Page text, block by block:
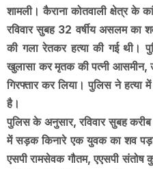
शामली। कैराना कोतवाली क्षेत्र के
रविवार सुबह 32 वर्षीय असलम
की गला रेतकर हत्या की गई थी।
खुलासा कर मृतक की पत्नी आसमीन,
गिरफ्तार कर लिया। पुलिस ने हत्या
है।
पुलिस के अनुसार, रविवार सुबह
में सड़क किनारे एक युवक का शव
एसपी रामसेवक गौतम, एएसपी संतोष